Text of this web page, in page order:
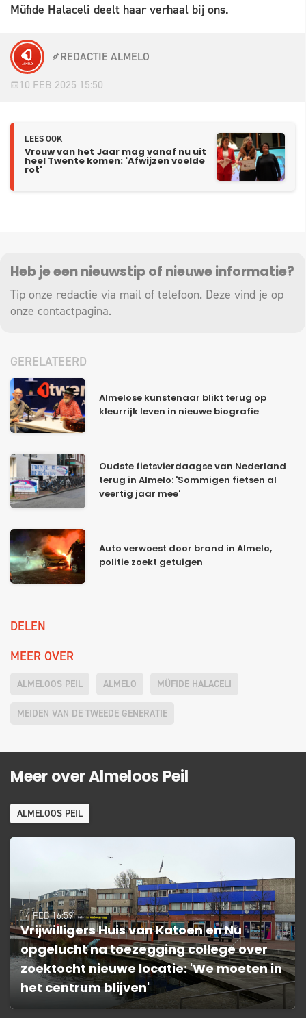
Müfide Halaceli deelt haar verhaal bij ons.
REDACTIE ALMELO
10 FEB 2025 15:50
LEES OOK
Vrouw van het Jaar mag vanaf nu uit
heel Twente komen: 'Afwijzen voelde
rot'
Heb je een nieuwstip of nieuwe informatie?
Tip onze redactie via mail of telefoon. Deze vind je op
onze contactpagina.
GERELATEERD
Almelose kunstenaar blikt terug op
kleurrijk leven in nieuwe biografie
Oudste fietsvierdaagse van Nederland
terug in Almelo: 'Sommigen fietsen al
veertig jaar mee'
Auto verwoest door brand in Almelo,
politie zoekt getuigen
DELEN
MEER OVER
ALMELOOS PEIL ALMELO MÜFIDE HALACELI
MEIDEN VAN DE TWEEDE GENERATIE
Meer over Almeloos Peil
ALMELOOS PEIL
14 FEB 16:59
Vrijwilligers Huis van Katoen en Nu
opgelucht na toezegging college over
zoektocht nieuwe locatie: 'We moeten in
het centrum blijven'